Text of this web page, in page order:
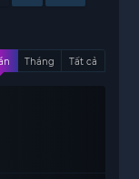
Tháng Tất cả